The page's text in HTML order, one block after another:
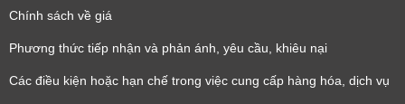
Chính sách về giá
Phương thức tiếp nhận và phản ánh, yêu cầu, khiêu nại
Các điều kiện hoặc hạn chế trong việc cung cấp hàng hóa, dịch vụ